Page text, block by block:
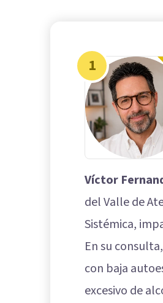
1
Víctor
del Valle de
Sistémica,
En su
con baja
excesivo de